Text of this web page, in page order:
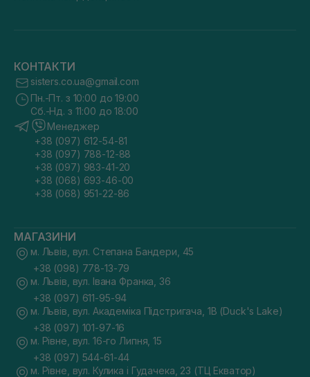
КОНТАКТИ
sisters.co.ua@gmail.com
Пн.-Пт. з 10:00 до 19:00
Сб.-Нд. з 11:00 до 18:00
Менеджер
+38 (097) 612-54-81
+38 (097) 788-12-88
+38 (097) 983-41-20
+38 (068) 693-46-00
+38 (068) 951-22-86
МАГАЗИНИ
м. Львів, вул. Степана Бандери, 45
+38 (098) 778-13-79
м. Львів, вул. Івана Франка, 36
+38 (097) 611-95-94
м. Львів, вул. Академіка Підстригача, 1В (Duck's Lake)
+38 (097) 101-97-16
м. Рівне, вул. 16-го Липня, 15
+38 (097) 544-61-44
м. Рівне, вул. Кулика і Гудачека, 23 (ТЦ Екватор)